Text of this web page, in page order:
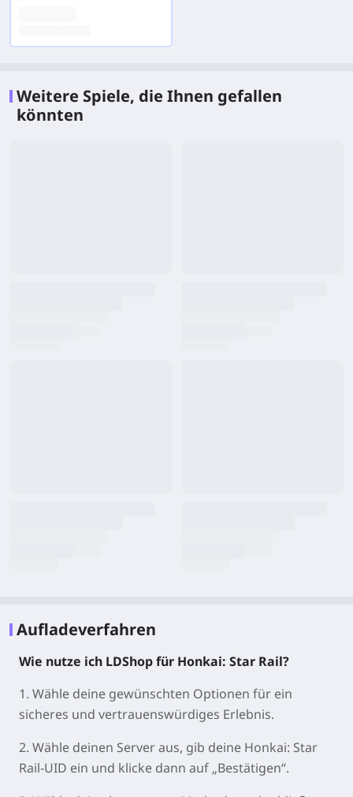
Weitere Spiele, die Ihnen gefallen
könnten
Aufladeverfahren
Wie nutze ich LDShop für Honkai: Star Rail?
1. Wähle deine gewünschten Optionen für ein
sicheres und vertrauenswürdiges Erlebnis.
2. Wähle deinen Server aus, gib deine Honkai: Star
Rail-UID ein und klicke dann auf „Bestätigen“.